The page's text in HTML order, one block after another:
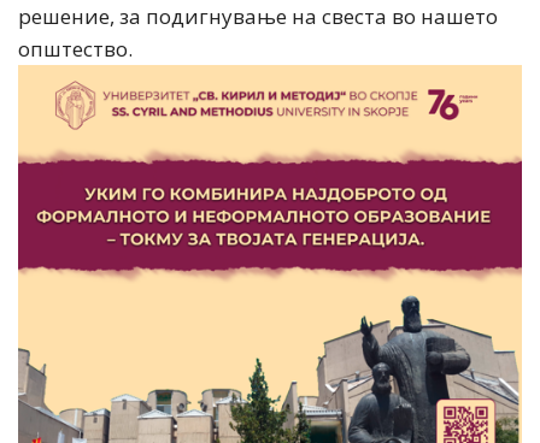
решение, за подигнување на свеста во нашето
општество.